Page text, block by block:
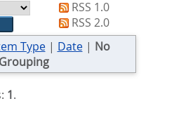
RSS 1.0
RSS 2.0
Type| Date| No
Grouping
1.